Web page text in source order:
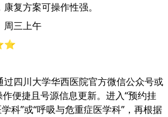
复方案可操作性强。
周三上午
四川大学华西医院官方微信公众号或
便捷且号源信息更新。进入“预约挂
科”或“呼吸与危重症医学科”，再根据